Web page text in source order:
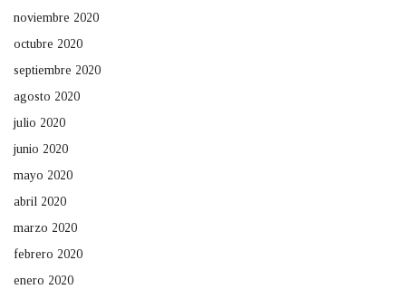
noviembre 2020
octubre 2020
septiembre 2020
agosto 2020
julio 2020
junio 2020
mayo 2020
abril 2020
marzo 2020
febrero 2020
enero 2020